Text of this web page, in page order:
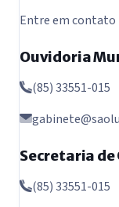
Entre em contato
Ouvidoria
(85) 33551-015
Secretaria
(85) 33551-015